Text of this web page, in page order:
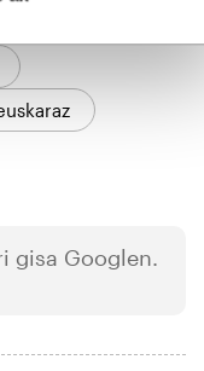
gisa Googlen.